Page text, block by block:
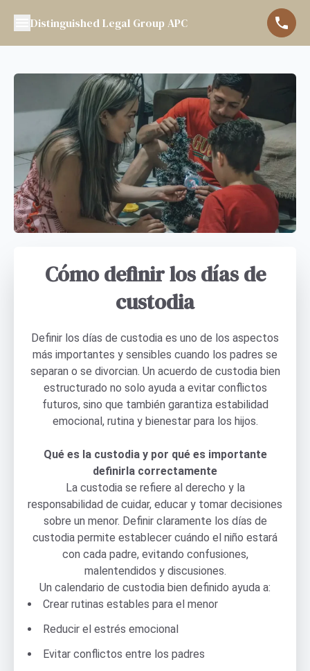
Distinguished Legal Group APC
Cómo definir los días de
custodia
Definir los días de custodia es uno de los aspectos
más importantes y sensibles cuando los padres se
separan o se divorcian. Un acuerdo de custodia bien
estructurado no solo ayuda a evitar conflictos
futuros, sino que también garantiza estabilidad
emocional, rutina y bienestar para los hijos.
Qué es la custodia y por qué es importante
definirla correctamente
La custodia se refiere al derecho y la
responsabilidad de cuidar, educar y tomar decisiones
sobre un menor. Definir claramente los días de
custodia permite establecer cuándo el niño estará
con cada padre, evitando confusiones,
malentendidos y discusiones.
Un calendario de custodia bien definido ayuda a:
Crear rutinas estables para el menor
Reducir el estrés emocional
Evitar conflictos entre los padres